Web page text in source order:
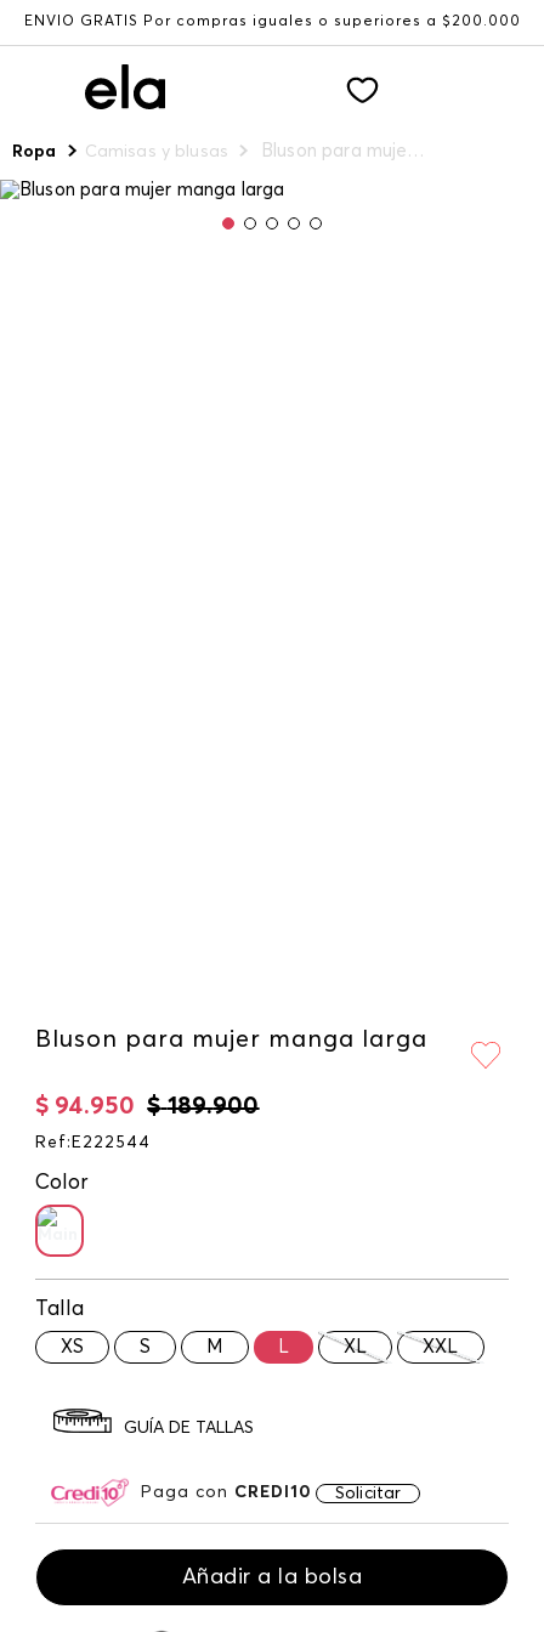
ENVÍO GRATIS Por compras iguales o superiores a $200.000
Ropa Camisas y blusas Bluson para mujer manga larga
Bluson para mujer manga larga
$ 189.900
$ 94.950
Ref : E222544
Color
Talla
XS S M L XL XXL
GUÍA DE TALLAS
Paga con CREDI10 Solicitar
Añadir a la bolsa